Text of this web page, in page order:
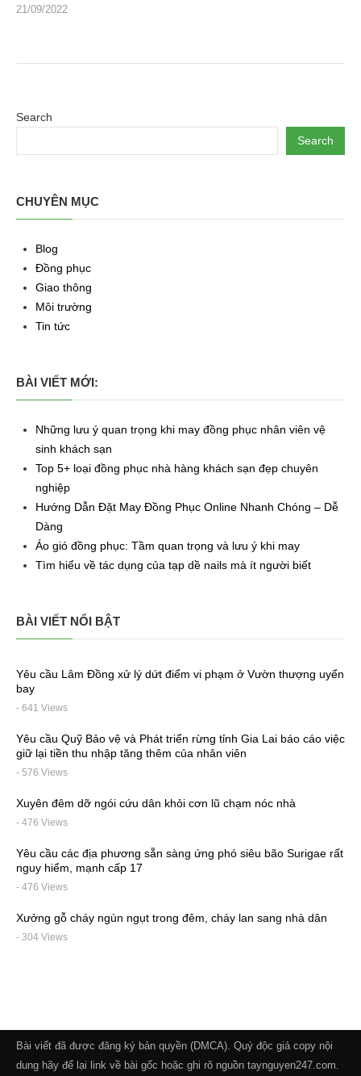
21/09/2022
Search
Search
CHUYÊN MỤC
Blog
Đồng phục
Giao thông
Môi trường
Tin tức
BÀI VIẾT MỚI:
Những lưu ý quan trọng khi may đồng phục nhân viên vệ
sinh khách sạn
Top 5+ loại đồng phục nhà hàng khách sạn đẹp chuyên
nghiệp
Hướng Dẫn Đặt May Đồng Phục Online Nhanh Chóng – Dễ
Dàng
Áo gió đồng phục: Tầm quan trọng và lưu ý khi may
Tìm hiểu về tác dụng của tạp dề nails mà ít người biết
BÀI VIẾT NỔI BẬT
Yêu cầu Lâm Đồng xử lý dứt điểm vi phạm ở Vườn thượng uyển
bay
- 641 Views
Yêu cầu Quỹ Bảo vệ và Phát triển rừng tỉnh Gia Lai báo cáo việc
giữ lại tiền thu nhập tăng thêm của nhân viên
- 576 Views
Xuyên đêm dỡ ngói cứu dân khỏi cơn lũ chạm nóc nhà
- 476 Views
Yêu cầu các địa phương sẵn sàng ứng phó siêu bão Surigae rất
nguy hiểm, mạnh cấp 17
- 476 Views
Xưởng gỗ cháy ngùn ngụt trong đêm, cháy lan sang nhà dân
- 304 Views
Bài viết đã được đăng ký bản quyền (DMCA). Quý độc giả copy nội
dung hãy để lại link về bài gốc hoặc ghi rõ nguồn taynguyen247.com.